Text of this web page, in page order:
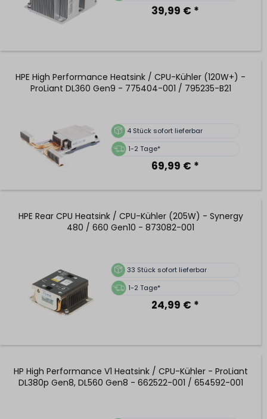
39,99 € *
HPE High Performance Heatsink / CPU-Kühler (120W+) -
ProLiant DL360 Gen9 - 775404-001 / 795235-B21
4 Stück sofort lieferbar
1-2 Tage*
69,99 € *
HPE Rear CPU Heatsink / CPU-Kühler (205W) - Synergy
480 / 660 Gen10 - 873082-001
33 Stück sofort lieferbar
1-2 Tage*
24,99 € *
HP High Performance V1 Heatsink / CPU-Kühler - ProLiant
DL380p Gen8, DL560 Gen8 - 662522-001 / 654592-001